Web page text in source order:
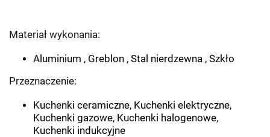
Materiał wykonania:
Aluminium , Greblon , Stal nierdzewna , Szkło
Przeznaczenie:
Kuchenki ceramiczne, Kuchenki elektryczne,
Kuchenki gazowe, Kuchenki halogenowe,
Kuchenki indukcyjne